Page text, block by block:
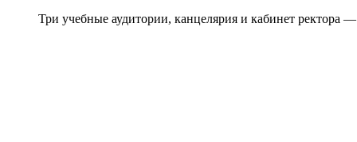
Три учебные аудитории, канцелярия и кабинет ректора —